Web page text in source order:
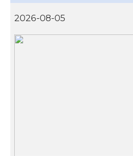
2026-08-05